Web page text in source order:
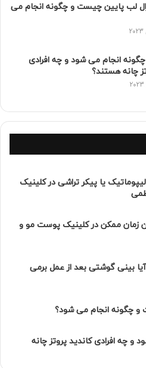
لب پایین چیست و چگونه انجام می
چگونه انجام می شود و چه افرادی
چانه هستند؟
یا پیکر تراشی در کلینیک
زمان ممکن در کلینیک پوست مو و
بینی گوشتی بعد از عمل برمی
و چگونه انجام می شود؟
و چه افرادی کاندید پروتز چانه